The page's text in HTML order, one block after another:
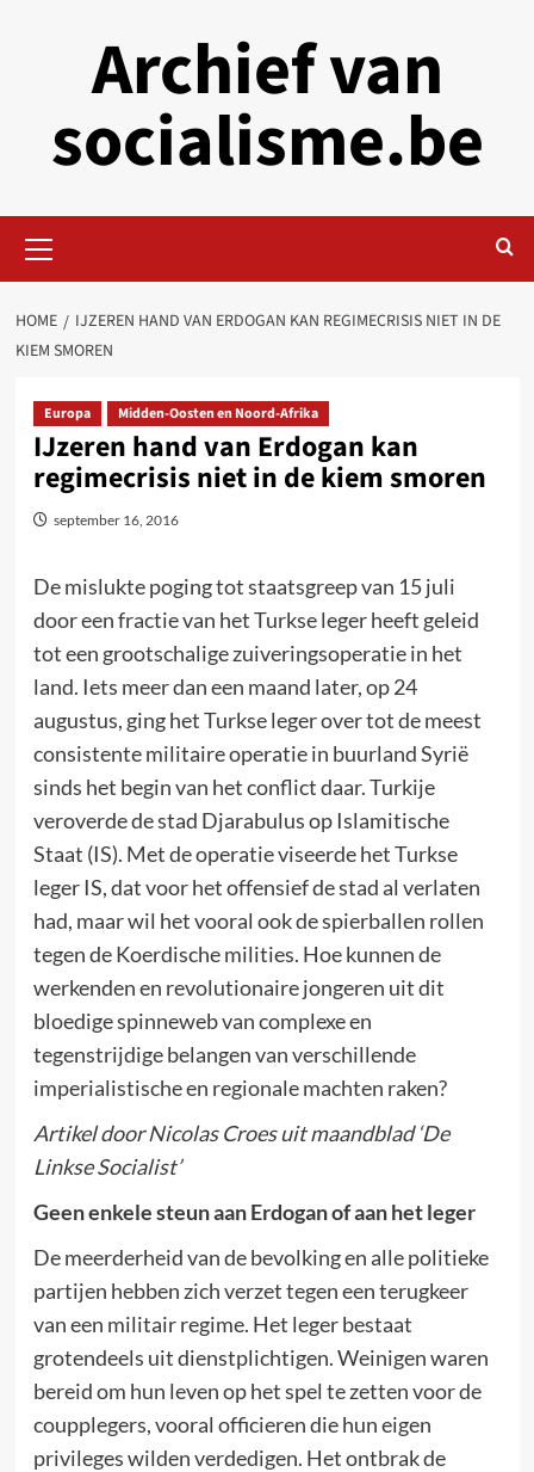
Archief van
socialisme.be
Menu
HOME
IJZEREN HAND VAN ERDOGAN KAN REGIMECRISIS NIET IN DE
KIEM SMOREN
Europa Midden-Oosten en Noord-Afrika
IJzeren hand van Erdogan kan
regimecrisis niet in de kiem smoren
september 16, 2016
De mislukte poging tot staatsgreep van 15 juli
door een fractie van het Turkse leger heeft geleid
tot een grootschalige zuiveringsoperatie in het
land. Iets meer dan een maand later, op 24
augustus, ging het Turkse leger over tot de meest
consistente militaire operatie in buurland Syrië
sinds het begin van het conflict daar. Turkije
veroverde de stad Djarabulus op Islamitische
Staat (IS). Met de operatie viseerde het Turkse
leger IS, dat voor het offensief de stad al verlaten
had, maar wil het vooral ook de spierballen rollen
tegen de Koerdische milities. Hoe kunnen de
werkenden en revolutionaire jongeren uit dit
bloedige spinneweb van complexe en
tegenstrijdige belangen van verschillende
imperialistische en regionale machten raken?
Artikel door Nicolas Croes uit maandblad ‘De
Linkse Socialist’
Geen enkele steun aan Erdogan of aan het leger
De meerderheid van de bevolking en alle politieke
partijen hebben zich verzet tegen een terugkeer
van een militair regime. Het leger bestaat
grotendeels uit dienstplichtigen. Weinigen waren
bereid om hun leven op het spel te zetten voor de
coupplegers, vooral officieren die hun eigen
privileges wilden verdedigen. Het ontbrak de